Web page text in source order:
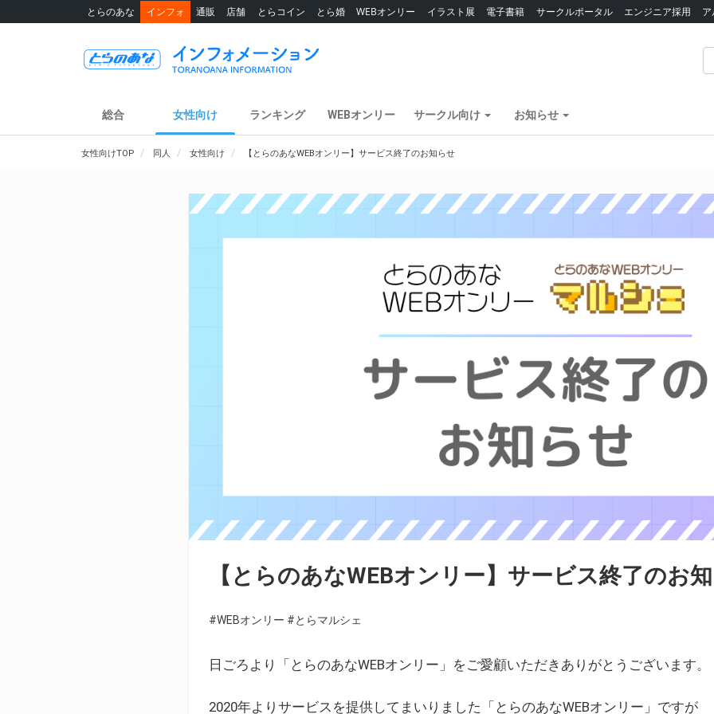
とらのあな インフォ 通販 店舗 とらコイン とら婚 WEBオンリー イラスト展 電子書籍 サークルポータル エンジニア採用
総合 女性向け ランキング WEBオンリー サークル向け お知らせ
女性向けTOP 同人 女性向け 【とらのあなWEBオンリー】サービス終了のお知らせ
【とらのあなWEBオンリー】サービス終了のお
#WEBオンリー #とらマルシェ
日ごろより「とらのあなWEBオンリー」をご愛顧いただきありがとうございます。
2020年よりサービスを提供してまいりました「とらのあなWEBオンリー」ですが